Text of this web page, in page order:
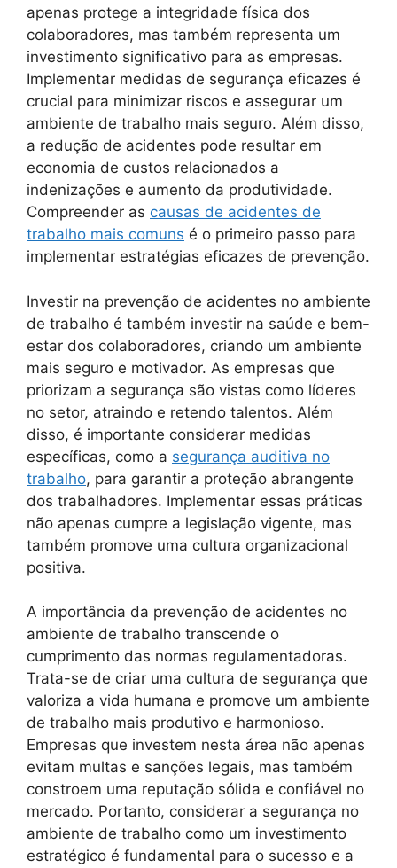
apenas protege a integridade física dos
colaboradores, mas também representa um
investimento significativo para as empresas.
Implementar medidas de segurança eficazes é
crucial para minimizar riscos e assegurar um
ambiente de trabalho mais seguro. Além disso,
a redução de acidentes pode resultar em
economia de custos relacionados a
indenizações e aumento da produtividade.
Compreender as causas de acidentes de
trabalho mais comuns é o primeiro passo para
implementar estratégias eficazes de prevenção.
Investir na prevenção de acidentes no ambiente
de trabalho é também investir na saúde e bem-
estar dos colaboradores, criando um ambiente
mais seguro e motivador. As empresas que
priorizam a segurança são vistas como líderes
no setor, atraindo e retendo talentos. Além
disso, é importante considerar medidas
específicas, como a segurança auditiva no
trabalho, para garantir a proteção abrangente
dos trabalhadores. Implementar essas práticas
não apenas cumpre a legislação vigente, mas
também promove uma cultura organizacional
positiva.
A importância da prevenção de acidentes no
ambiente de trabalho transcende o
cumprimento das normas regulamentadoras.
Trata-se de criar uma cultura de segurança que
valoriza a vida humana e promove um ambiente
de trabalho mais produtivo e harmonioso.
Empresas que investem nesta área não apenas
evitam multas e sanções legais, mas também
constroem uma reputação sólida e confiável no
mercado. Portanto, considerar a segurança no
ambiente de trabalho como um investimento
estratégico é fundamental para o sucesso e a